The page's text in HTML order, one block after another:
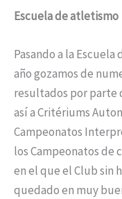
Escuela de atletismo
Pasando a la
año gozamos de
resultados por parte
así a Critériums
Campeonatos
los Campeonatos de
en el que el Club sin
quedado en muy